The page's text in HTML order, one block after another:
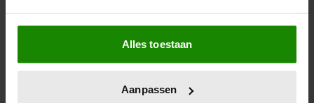
Als u het toestaat, willen we ook graag:
Informatie verzamelen over uw geografische
locatie, die tot een paar meter nauwkeurig kan zijn
scannen op specifieke eigenschappen (fingerprinting)
Alles toestaan
Aanpassen